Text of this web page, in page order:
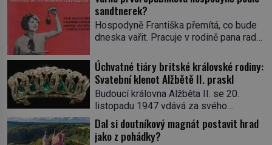
se probere z mdlob, vzpomene si na
jednu z pařížských jasnovidek, kterou
před lety navštívil. Prorokovala mu
tragický osud. Tehdy se jí vysmál.
prohlásil o něm jiný významný
francouzský revolucionář, Honoré de
Mirabeau […]
sandtnerek?
Hospodyně Františka přemítá, co bude
dneska vařit. Pracuje v rodině pana rady
rychle v jedné ze „sandtnerek“.
„Zaplaťpánbůh, že už nemusíme chodit
s lístky,“ povzdechne si směrem ke
služce, kterou má v kuchyni k ruce.
Ještě v prvních letech nové republiky
fungoval kvůli nedostatku zboží
přídělový systém. […]
Úchvatné tiáry britské královské rodiny:
Svatební klenot Alžbětě II. praskl
Budoucí královna Alžběta II. se 20.
listopadu 1947 vdává za svého
vyvoleného Filipa Mountbattena. Aby
měla na obřad ve Westminsteru podle
tradice „něco vypůjčeného“, její matka jí
Dal si doutníkový magnát postavit hrad
jako z pohádky?